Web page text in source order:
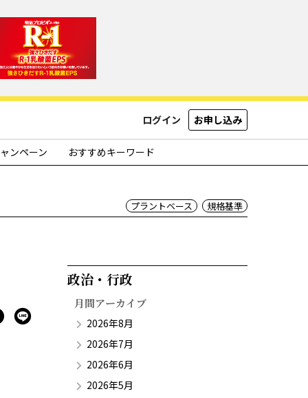
ログイン お申し込み
ンペーン おすすめキーワード
プラントベース 規格基準
政治・行政​
月間アーカイブ
2026年8月
2026年7月
2026年6月
2026年5月